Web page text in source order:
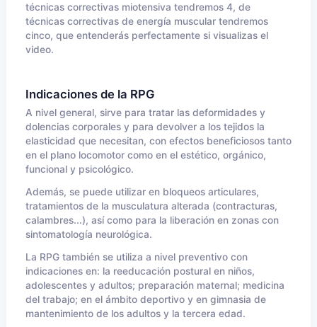
técnicas correctivas miotensiva tendremos 4, de
técnicas correctivas de energía muscular tendremos
cinco, que entenderás perfectamente si visualizas el
video.
Indicaciones de la RPG
A nivel general, sirve para tratar las deformidades y
dolencias corporales y para devolver a los tejidos la
elasticidad que necesitan, con efectos beneficiosos tanto
en el plano locomotor como en el estético, orgánico,
funcional y psicológico.
Además, se puede utilizar en bloqueos articulares,
tratamientos de la musculatura alterada (contracturas,
calambres...), así como para la liberación en zonas con
sintomatología neurológica.
La RPG también se utiliza a nivel preventivo con
indicaciones en: la reeducación postural en niños,
adolescentes y adultos; preparación maternal; medicina
del trabajo; en el ámbito deportivo y en gimnasia de
mantenimiento de los adultos y la tercera edad.